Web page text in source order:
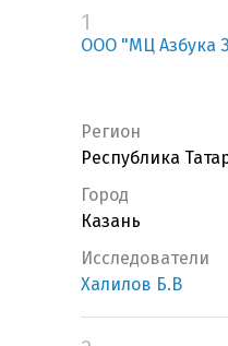
1
ООО "МЦ Азбука
Регион
Республика
Город
Казань
Исследователи
Халилов Б.В